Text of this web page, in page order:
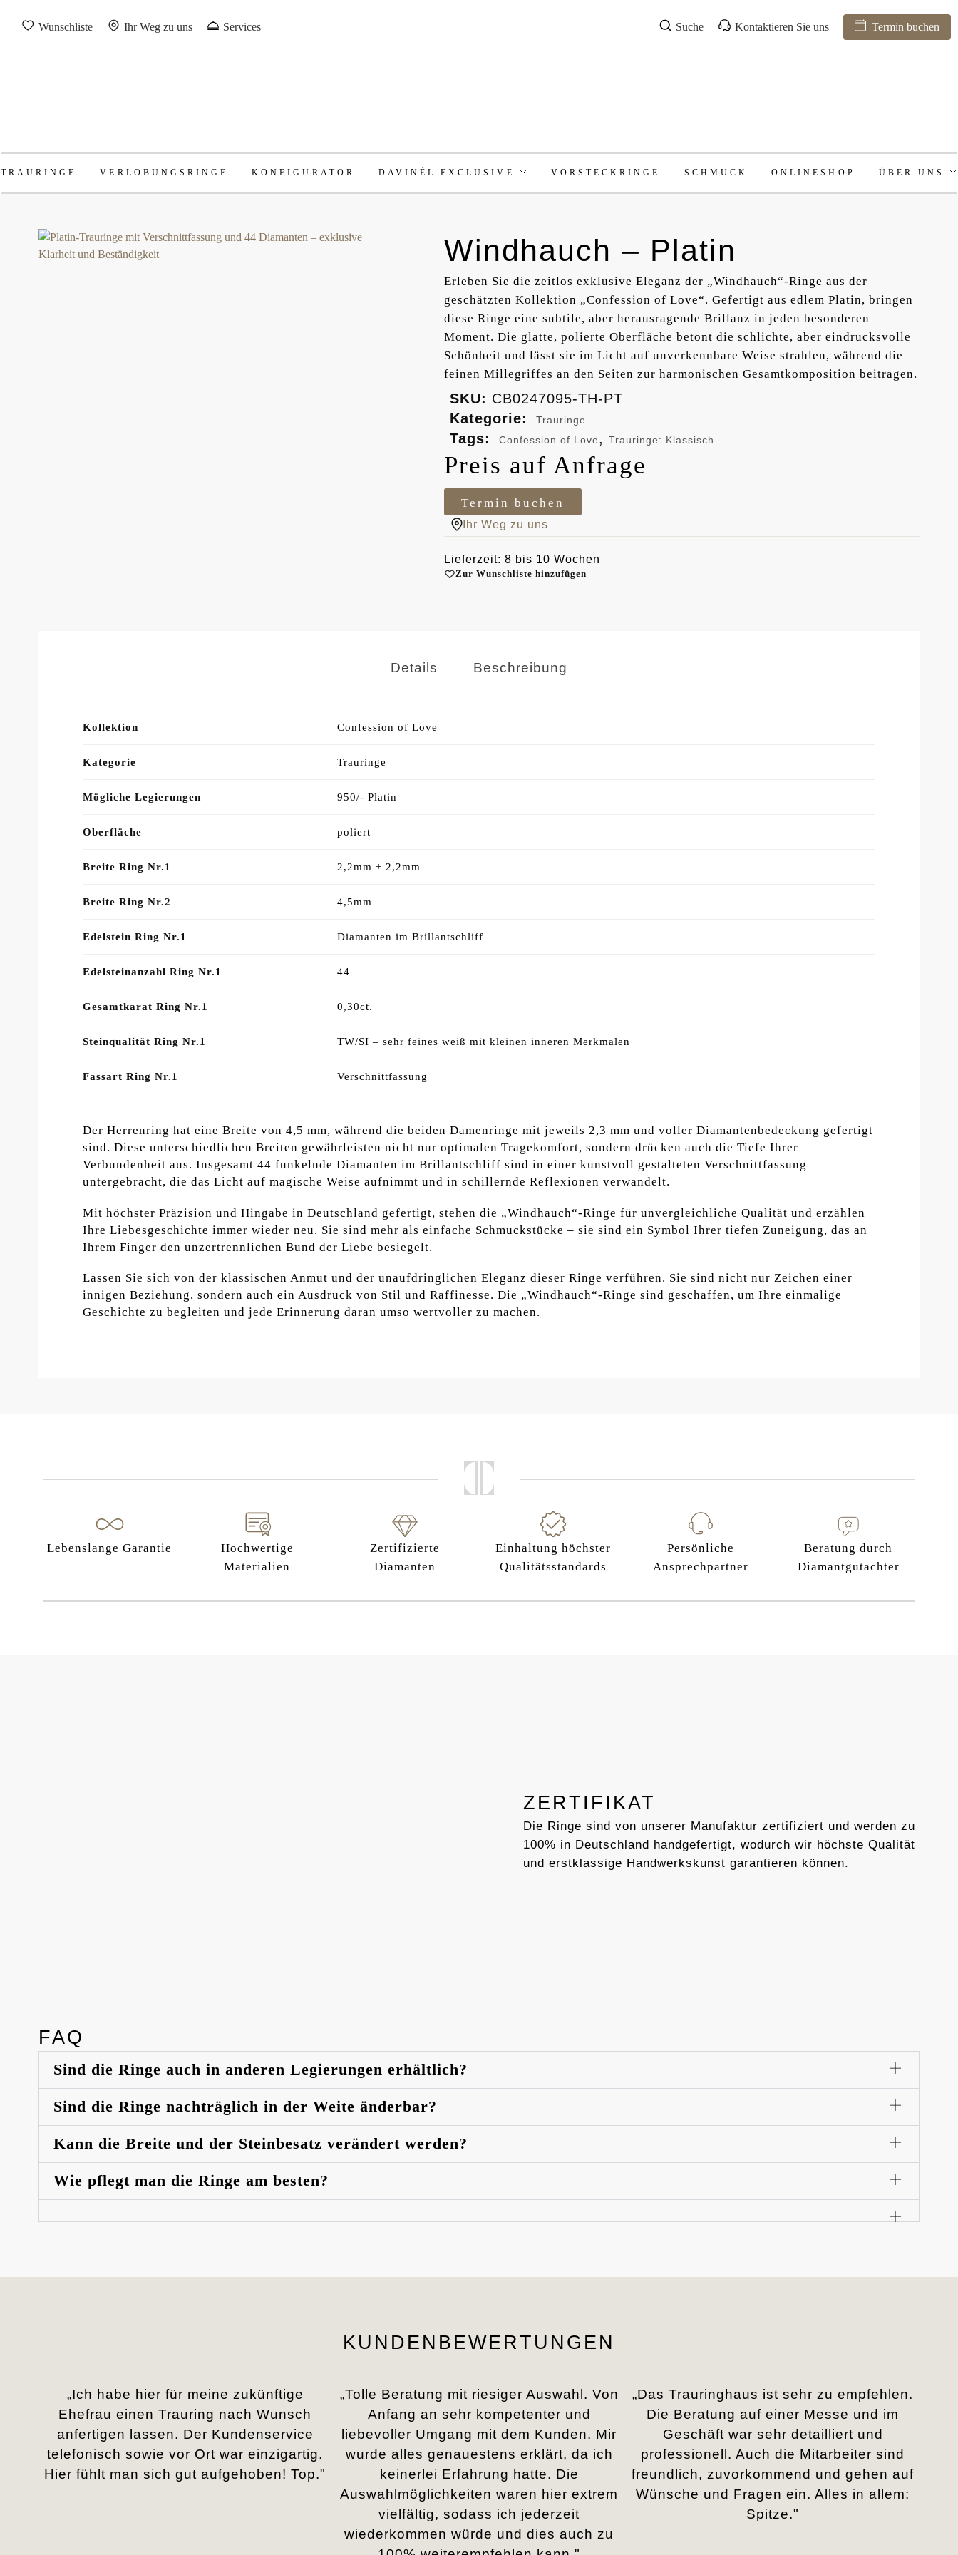
Wunschliste Ihr Weg zu uns Services Suche Kontaktieren Sie uns Termin buchen
TRAURINGE VERLOBUNGSRINGE KONFIGURATOR DAVINÉL EXCLUSIVE VORSTECKRINGE SCHMUCK ONLINESHOP ÜBER UNS
Windhauch – Platin
Erleben Sie die zeitlos exklusive Eleganz der „Windhauch“-Ringe aus der
geschätzten Kollektion „Confession of Love“. Gefertigt aus edlem Platin, bringen
diese Ringe eine subtile, aber herausragende Brillanz in jeden besonderen
Moment. Die glatte, polierte Oberfläche betont die schlichte, aber eindrucksvolle
Schönheit und lässt sie im Licht auf unverkennbare Weise strahlen, während die
feinen Millegriffes an den Seiten zur harmonischen Gesamtkomposition beitragen.
SKU: CB0247095-TH-PT
Kategorie:
Trauringe
Tags: Confession of Love, Trauringe: Klassisch
Preis auf Anfrage
Termin buchen
Ihr Weg zu uns
Lieferzeit: 8 bis 10 Wochen
Zur Wunschliste hinzufügen
Details Beschreibung
Kollektion Confession of Love
Kategorie Trauringe
Mögliche Legierungen 950/- Platin
Oberfläche poliert
Breite Ring Nr.1 2,2mm + 2,2mm
Breite Ring Nr.2 4,5mm
Edelstein Ring Nr.1 Diamanten im Brillantschliff
Edelsteinanzahl Ring Nr.1 44
Gesamtkarat Ring Nr.1 0,30ct.
Steinqualität Ring Nr.1 TW/SI – sehr feines weiß mit kleinen inneren Merkmalen
Fassart Ring Nr.1 Verschnittfassung
Der Herrenring hat eine Breite von 4,5 mm, während die beiden Damenringe mit jeweils 2,3 mm und voller Diamantenbedeckung gefertigt
sind. Diese unterschiedlichen Breiten gewährleisten nicht nur optimalen Tragekomfort, sondern drücken auch die Tiefe Ihrer
Verbundenheit aus. Insgesamt 44 funkelnde Diamanten im Brillantschliff sind in einer kunstvoll gestalteten Verschnittfassung
untergebracht, die das Licht auf magische Weise aufnimmt und in schillernde Reflexionen verwandelt.
Mit höchster Präzision und Hingabe in Deutschland gefertigt, stehen die „Windhauch“-Ringe für unvergleichliche Qualität und erzählen
Ihre Liebesgeschichte immer wieder neu. Sie sind mehr als einfache Schmuckstücke – sie sind ein Symbol Ihrer tiefen Zuneigung, das an
Ihrem Finger den unzertrennlichen Bund der Liebe besiegelt.
Lassen Sie sich von der klassischen Anmut und der unaufdringlichen Eleganz dieser Ringe verführen. Sie sind nicht nur Zeichen einer
innigen Beziehung, sondern auch ein Ausdruck von Stil und Raffinesse. Die „Windhauch“-Ringe sind geschaffen, um Ihre einmalige
Geschichte zu begleiten und jede Erinnerung daran umso wertvoller zu machen.
Lebenslange Garantie
Hochwertige
Materialien
Zertifizierte
Diamanten
Einhaltung höchster
Qualitätsstandards
Persönliche
Ansprechpartner
Beratung durch
Diamantgutachter
ZERTIFIKAT
Die Ringe sind von unserer Manufaktur zertifiziert und werden zu
100% in Deutschland handgefertigt, wodurch wir höchste Qualität
und erstklassige Handwerkskunst garantieren können.
FAQ
Sind die Ringe auch in anderen Legierungen erhältlich?
Sind die Ringe nachträglich in der Weite änderbar?
Kann die Breite und der Steinbesatz verändert werden?
Wie pflegt man die Ringe am besten?
KUNDENBEWERTUNGEN
„Ich habe hier für meine zukünftige
Ehefrau einen Trauring nach Wunsch
anfertigen lassen. Der Kundenservice
telefonisch sowie vor Ort war einzigartig.
Hier fühlt man sich gut aufgehoben! Top."
„Tolle Beratung mit riesiger Auswahl. Von
Anfang an sehr kompetenter und
liebevoller Umgang mit dem Kunden. Mir
wurde alles genauestens erklärt, da ich
keinerlei Erfahrung hatte. Die
Auswahlmöglichkeiten waren hier extrem
vielfältig, sodass ich jederzeit
wiederkommen würde und dies auch zu
„Das Trauringhaus ist sehr zu empfehlen.
Die Beratung auf einer Messe und im
Geschäft war sehr detailliert und
professionell. Auch die Mitarbeiter sind
freundlich, zuvorkommend und gehen auf
Wünsche und Fragen ein. Alles in allem:
Spitze."